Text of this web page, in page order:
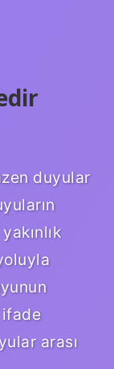
duyular
arası